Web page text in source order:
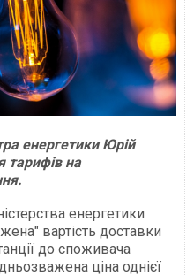
енергетики Юрій
тарифів на
енергетики
вартість доставки
до споживача
ціна однієї